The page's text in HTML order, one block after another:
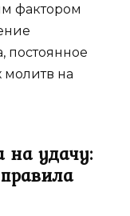
фактором
постоянное
на
на удачу: